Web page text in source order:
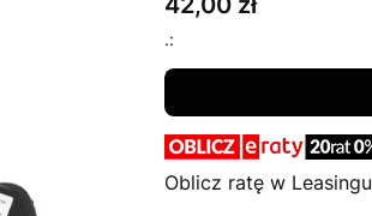
.:
Oblicz ratę w Leasingu